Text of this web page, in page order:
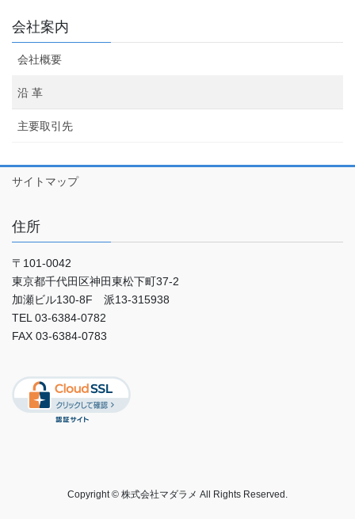
会社案内
会社概要
沿 革
主要取引先
サイトマップ
住所
〒101-0042
東京都千代田区神田東松下町37-2
加瀬ビル130-8F 派13-315938
TEL 03-6384-0782
FAX 03-6384-0783
Copyright © 株式会社マダラメ All Rights Reserved.